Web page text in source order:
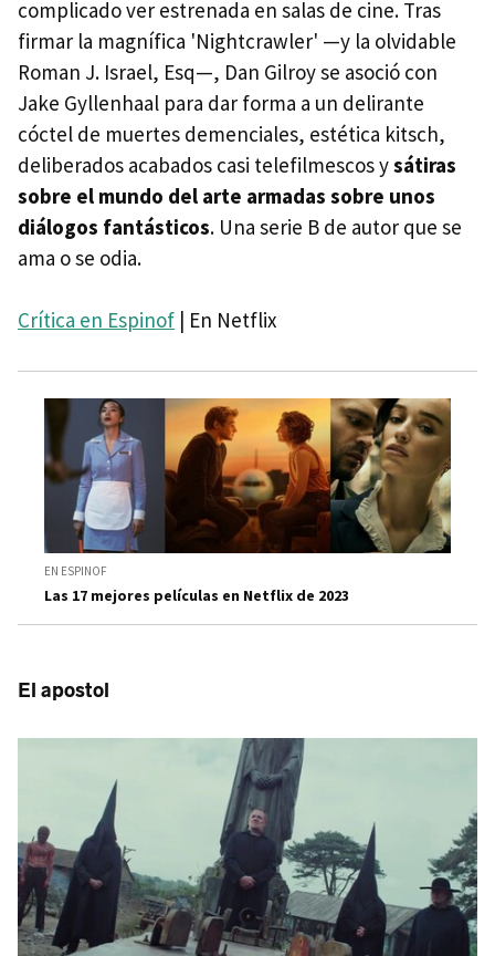
complicado ver estrenada en salas de cine. Tras
firmar la magnífica 'Nightcrawler' —y la olvidable
Roman J. Israel, Esq—, Dan Gilroy se asoció con
Jake Gyllenhaal para dar forma a un delirante
cóctel de muertes demenciales, estética kitsch,
deliberados acabados casi telefilmescos ysátiras
sobre el mundo del arte armadas sobre unos
diálogos fantásticos. Una serie B de autor que se
ama o se odia.
Crítica en Espinof | En Netflix
EN ESPINOF
Las 17 mejores películas en Netflix de 2023
El apostol